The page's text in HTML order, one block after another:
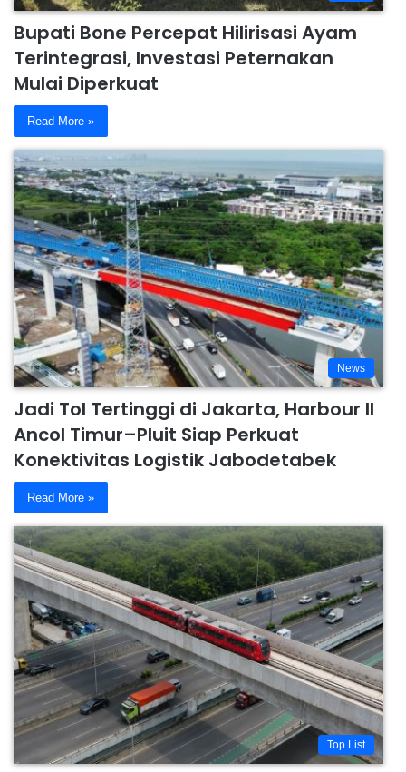
Bupati Bone Percepat Hilirisasi Ayam
Terintegrasi, Investasi Peternakan
Mulai Diperkuat
Read More »
News
Jadi Tol Tertinggi di Jakarta, Harbour II
Ancol Timur–Pluit Siap Perkuat
Konektivitas Logistik Jabodetabek
Read More »
Top List